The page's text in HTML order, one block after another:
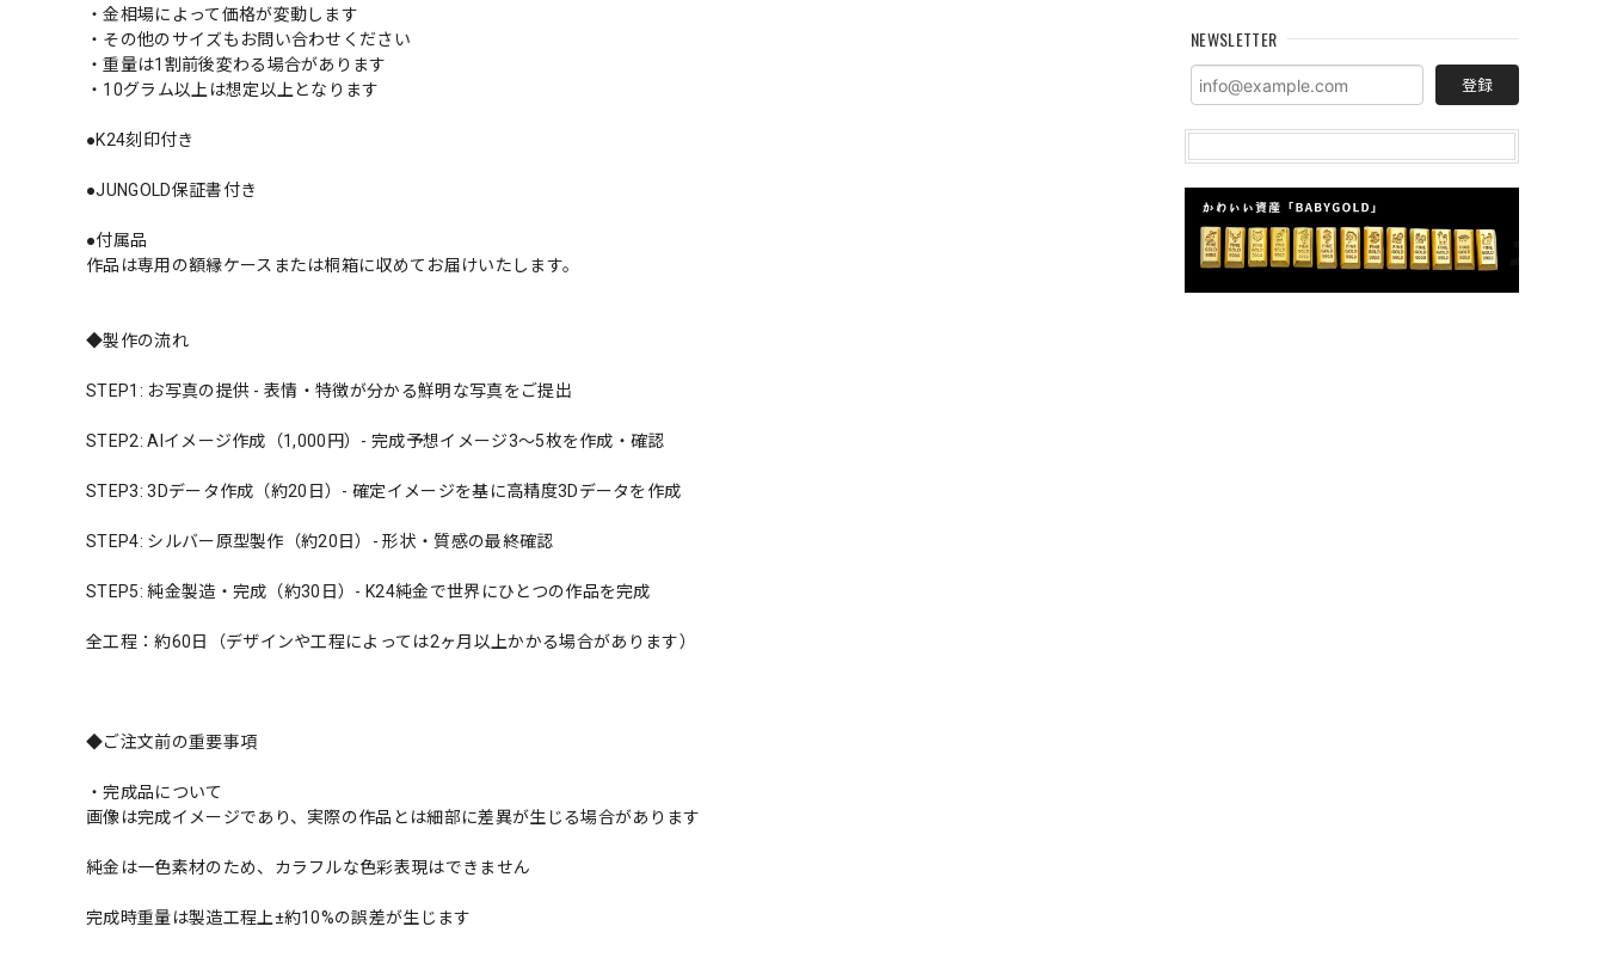
NEWSLETTER
登録
・金相場によって価格が変動します
・その他のサイズもお問い合わせください
・重量は1割前後変わる場合があります
・10グラム以上は想定以上となります
●K24刻印付き
●JUNGOLD保証書付き
●付属品
作品は専用の額縁ケースまたは桐箱に収めてお届けいたします。
◆製作の流れ
STEP1: お写真の提供 - 表情・特徴が分かる鮮明な写真をご提出
STEP2: AIイメージ作成（1,000円）- 完成予想イメージ3〜5枚を作成・確認
STEP3: 3Dデータ作成（約20日）- 確定イメージを基に高精度3Dデータを作成
STEP4: シルバー原型製作（約20日）- 形状・質感の最終確認
STEP5: 純金製造・完成（約30日）- K24純金で世界にひとつの作品を完成
全工程：約60日（デザインや工程によっては2ヶ月以上かかる場合があります）
◆ご注文前の重要事項
・完成品について
画像は完成イメージであり、実際の作品とは細部に差異が生じる場合があります
純金は一色素材のため、カラフルな色彩表現はできません
完成時重量は製造工程上±約10%の誤差が生じます